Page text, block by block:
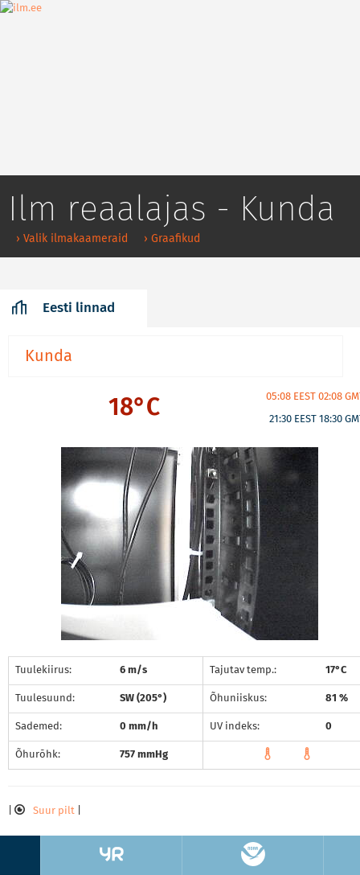
Ilm reaalajas - Kunda
› Valik ilmakaameraid › Graafikud
Eesti linnad
Kunda
18°C 05:08 EEST 02:08
21:30 EEST 18:30
Tuulekiirus: 6 m/s Tajutav temp.: 17°C
Tuulesuund: SW (205°) Õhuniiskus: 81 %
Sademed: 0 mm/h UV indeks: 0
Õhurõhk: 757 mmHg
Suur pilt